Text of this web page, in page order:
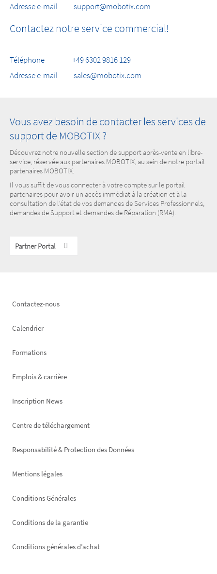
Adresse e-mail support@mobotix.com
Contactez notre service commercial!
Téléphone +49 6302 9816 129
Adresse e-mail sales@mobotix.com
Vous avez besoin de contacter les services de
support de MOBOTIX ?
Découvrez notre nouvelle section de support après-vente en libre-
service, réservée aux partenaires MOBOTIX, au sein de notre portail
partenaires MOBOTIX.
Il vous suffit de vous connecter à votre compte sur le portail
partenaires pour avoir un accès immédiat à la création et à la
consultation de l'état de vos demandes de Services Professionnels,
demandes de Support et demandes de Réparation (RMA).
Partner Portal
Footer
Contactez-nous
Calendrier
Formations
Emplois & carrière
Inscription News
Footer
Centre de téléchargement
Responsabilité & Protection des Données
Mentions légales
Conditions Générales
Conditions de la garantie
Conditions générales d’achat